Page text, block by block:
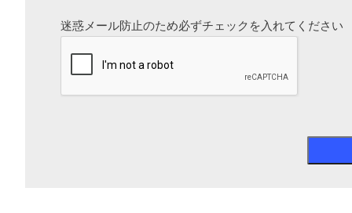
迷惑メール防止のため必ずチェックを入れてください